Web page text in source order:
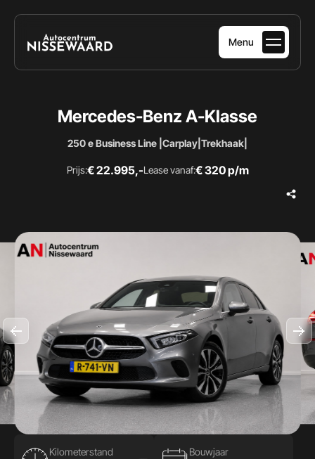
Menu
AANBOD
DIENSTEN
OVER ONS
CONTACT
Mercedes-Benz A-Klasse
250 e Business Line |Carplay|Trekhaak|
Prijs:€ 22.995,-Lease vanaf:€ 320 p/m
Kilometerstand Bouwjaar